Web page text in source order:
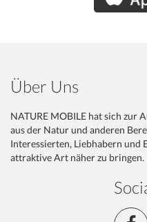
Über Uns
NATURE MOBILE hat sich zur
aus der Natur und anderen
Interessierten, Liebhabern und
attraktive Art näher zu bringen.